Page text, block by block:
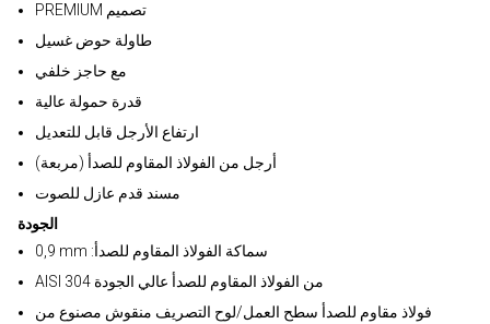
PREMIUM تصميم
طاولة حوض غسيل
مع حاجز خلفي
قدرة حمولة عالية
ارتفاع الأرجل قابل للتعديل
أرجل من الفولاذ المقاوم للصدأ (مربعة)
مسند قدم عازل للصوت
الجودة
0,9 mm :سماكة الفولاذ المقاوم للصدأ
AISI 304 من الفولاذ المقاوم للصدأ عالي الجودة
فولاذ مقاوم للصدأ سطح العمل/لوح التصريف منقوش مصنوع من